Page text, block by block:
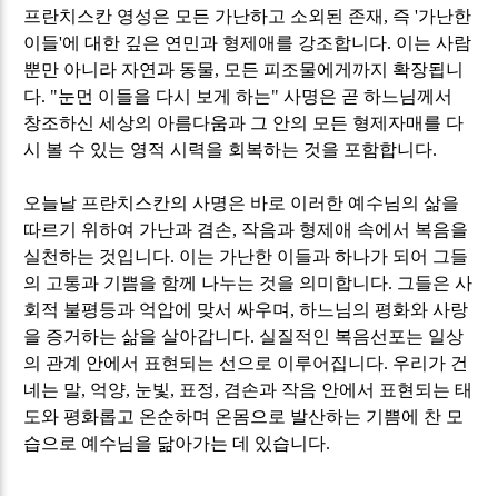
프란치스칸 영성은 모든 가난하고 소외된 존재 , 즉'가난한
이들'에 대한 깊은 연민과 형제애를 강조합니다. 이는 사람
뿐만 아니라 자연과 동물, 모든 피조물에게까지 확장됩니
다. "눈먼 이들을 다시 보게 하는"사명은 곧 하느님께서
창조하신 세상의 아름다움과 그 안의 모든 형제자매를 다
시 볼 수 있는 영적 시력을 회복하는 것을 포함합니다.
오늘날 프란치스칸의 사명은 바로 이러한 예수님의 삶을
따르기 위하여 가난과 겸손, 작음과 형제애 속에서 복음을
실천하는 것입니다. 이는 가난한 이들과 하나가 되어 그들
의 고통과 기쁨을 함께 나누는 것을 의미합니다. 그들은 사
회적 불평등과 억압에 맞서 싸우며 ,하느님의 평화와 사랑
을 증거하는 삶을 살아갑니다. 실질적인 복음선포는 일상
의 관계 안에서 표현되는 선으로 이루어집니다. 우리가 건
네는 말, 억양, 눈빛, 표정, 겸손과 작음 안에서 표현되는 태
도와 평화롭고 온순하며 온몸으로 발산하는 기쁨에 찬 모
습으로 예수님을 닮아가는 데 있습니다.